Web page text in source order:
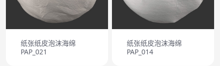
纸张纸皮泡沫海绵
PAP_021
纸张纸皮泡沫海绵
PAP_014